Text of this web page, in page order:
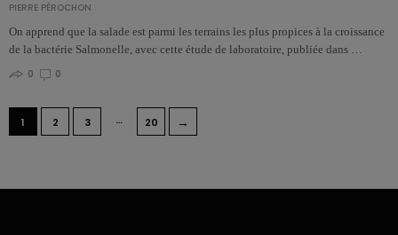
PIERRE PÉROCHON
On apprend que la salade est parmi les terrains les plus propices à la croissance
de la bactérie Salmonelle, avec cette étude de laboratoire, publiée dans …
0
0
1 2 3 … 20 →